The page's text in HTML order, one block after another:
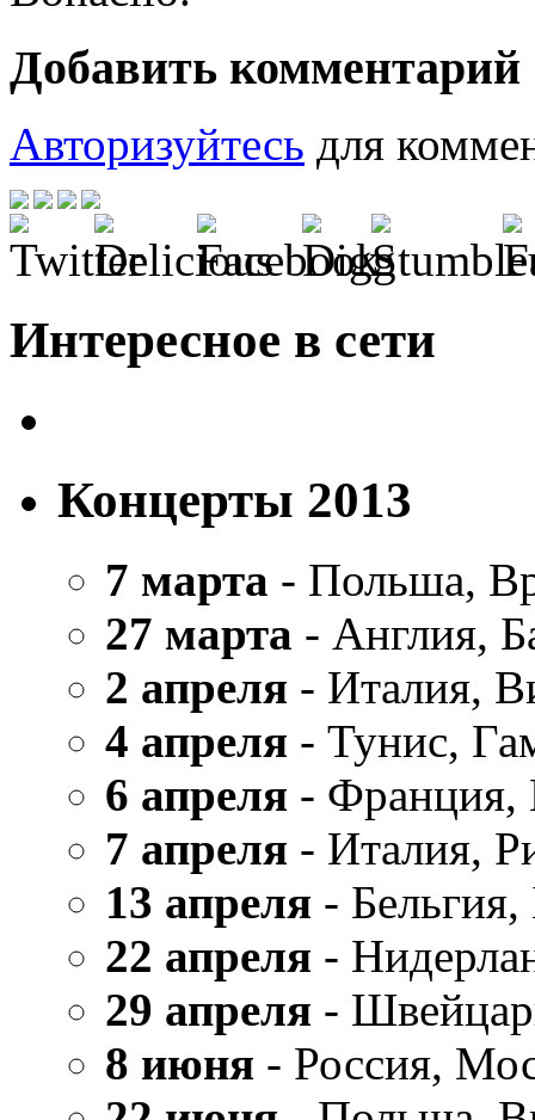
Добавить комментарий
Авторизуйтесь для
Интересное в сети
Концерты 2013
7 марта - Польша,
27 марта - Англия,
2 апреля - Италия,
4 апреля - Тунис,
6 апреля - Франция,
7 апреля - Италия,
13 апреля -
22 апреля -
29 апреля -
8 июня - Россия,